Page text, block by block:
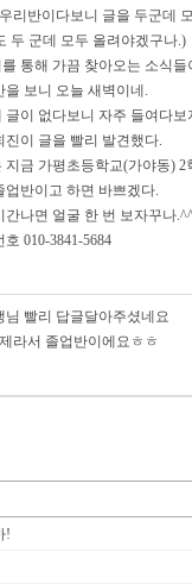
리반이다보니 글을 두군데
두 군데 모두 올려야겠구나.)
통해 가끔 찾아오는 소식
을 보니 오늘 새벽이네.
글이 없다보니 자주 들여다보
진이 글을 빨리 발견했다.
지금 가평초등학교(가야동) 2
업반이고 하면 바쁘겠다.
간나면 얼굴 한 번 보자꾸나
010-3841-5684
님 빨리 답글달아주셨네요
라서 졸업반이에요ㅎㅎ
!